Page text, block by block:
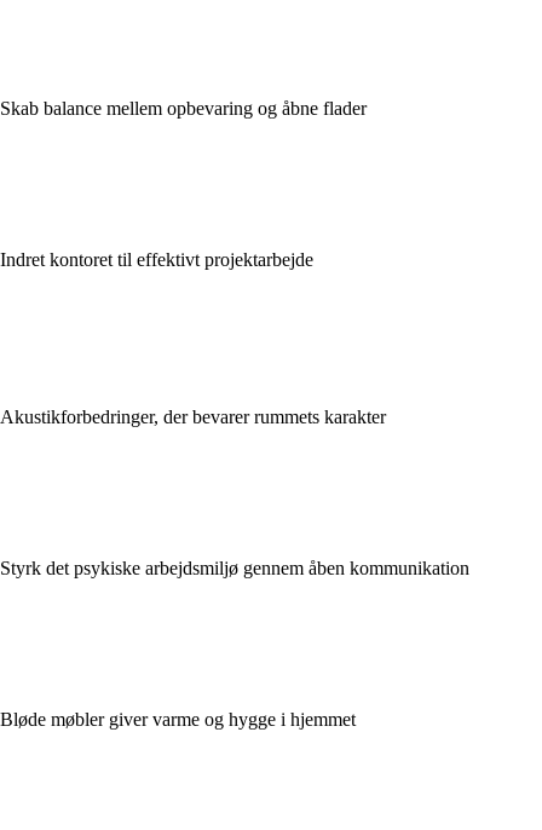
Skab balance mellem opbevaring og åbne flader
Indret kontoret til effektivt projektarbejde
Akustikforbedringer, der bevarer rummets karakter
Styrk det psykiske arbejdsmiljø gennem åben kommunikation
Bløde møbler giver varme og hygge i hjemmet